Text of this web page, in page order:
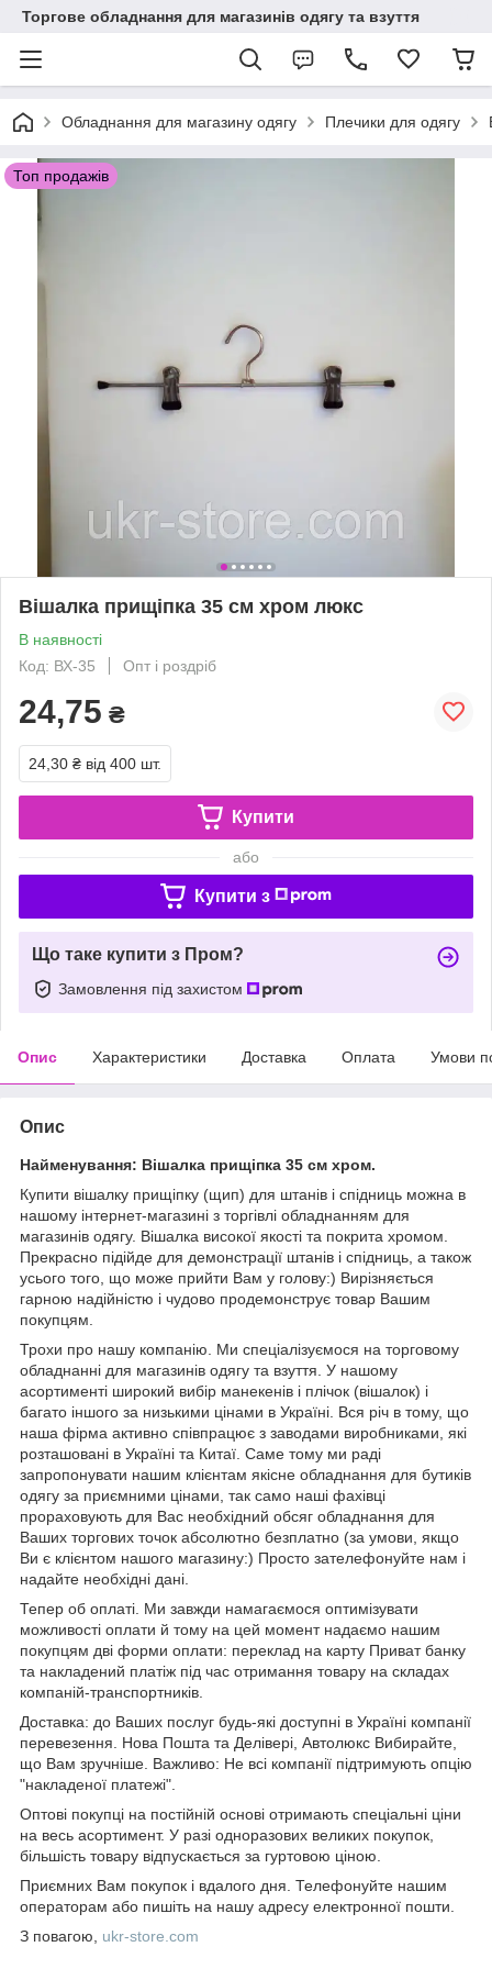
Торгове обладнання для магазинів одягу та взуття
Обладнання для магазину одягу Плечики для одягу
Топ продажів
Вішалка прищіпка 35 см хром люкс
В наявності
Код: ВХ-35
Опт і роздріб
24,75 ₴
24,30 ₴ від 400 шт.
Купити
або
Купити з
Що таке купити з Пром?
Замовлення під захистом
Опис Характеристики Доставка Оплата Умови
Опис
Найменування: Вішалка прищіпка 35 см хром.
Купити вішалку прищіпку (щип) для штанів і спідниць можна в
нашому інтернет-магазині з торгівлі обладнанням для
магазинів одягу. Вішалка високої якості та покрита хромом.
Прекрасно підійде для демонстрації штанів і спідниць, а також
усього того, що може прийти Вам у голову:) Вирізняється
гарною надійністю і чудово продемонструє товар Вашим
покупцям.
Трохи про нашу компанію. Ми спеціалізуємося на торговому
обладнанні для магазинів одягу та взуття. У нашому
асортименті широкий вибір манекенів і плічок (вішалок) і
багато іншого за низькими цінами в Україні. Вся річ в тому, що
наша фірма активно співпрацює з заводами виробниками, які
розташовані в Україні та Китаї. Саме тому ми раді
запропонувати нашим клієнтам якісне обладнання для бутиків
одягу за приємними цінами, так само наші фахівці
прораховують для Вас необхідний обсяг обладнання для
Ваших торгових точок абсолютно безплатно (за умови, якщо
Ви є клієнтом нашого магазину:) Просто зателефонуйте нам і
надайте необхідні дані.
Тепер об оплаті. Ми завжди намагаємося оптимізувати
можливості оплати й тому на цей момент надаємо нашим
покупцям дві форми оплати: переклад на карту Приват банку
та накладений платіж під час отримання товару на складах
компаній-транспортників.
Доставка: до Ваших послуг будь-які доступні в Україні компанії
перевезення. Нова Пошта та Делівері, Автолюкс Вибирайте,
що Вам зручніше. Важливо: Не всі компанії підтримують опцію
"накладеної платежі".
Оптові покупці на постійній основі отримають спеціальні ціни
на весь асортимент. У разі одноразових великих покупок,
більшість товару відпускається за гуртовою ціною.
Приємних Вам покупок і вдалого дня. Телефонуйте нашим
операторам або пишіть на нашу адресу електронної пошти.
З повагою, ukr-store.com